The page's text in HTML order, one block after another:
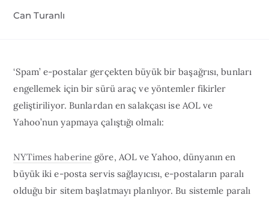
Can Turanlı
‘Spam’ e-postalar gerçekten büyük bir başağrısı, bunları
engellemek için bir sürü araç ve yöntemler fikirler
geliştiriliyor. Bunlardan en salakçası ise AOL ve
Yahoo’nun yapmaya çalıştığı olmalı:
NYTimes haberine göre, AOL ve Yahoo, dünyanın en
büyük iki e-posta servis sağlayıcısı, e-postaların paralı
olduğu bir sitem başlatmayı planlıyor. Bu sistemle paralı